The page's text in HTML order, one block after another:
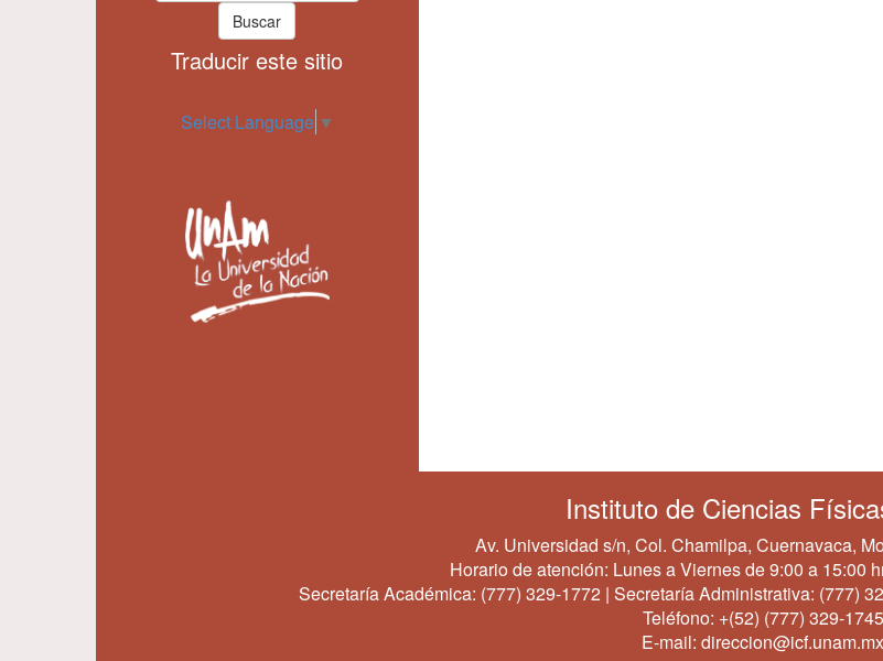
Buscar
Traducir este sitio
Select Language ▼
Instituto de Ciencias
Av. Universidad s/n, Col. Chamilpa, Cuernavaca,
Horario de atención: Lunes a Viernes de 9:00 a 15:00
Secretaría Académica: (777) 329-1772 | Secretaría Administrativa: (777)
Teléfono: +(52) (777) 329-1745
E-mail: direccion@icf.unam.mx